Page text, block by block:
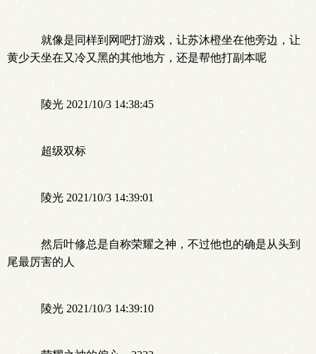
就像是同样到网吧打游戏，让苏沐橙坐在他旁边，让
黄少天坐在又冷又黑的其他地方，还是帮他打副本呢
陵光 2021/10/3 14:38:45
超级双标
陵光 2021/10/3 14:39:01
然后叶修总是自称荣耀之神，不过他也的确是从头到
尾最厉害的人
陵光 2021/10/3 14:39:10